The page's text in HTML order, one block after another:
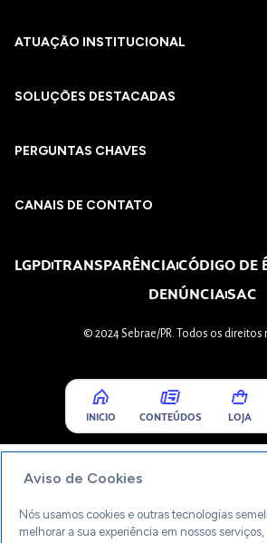
ATUAÇÃO INSTITUCIONAL
SOLUÇÕES DESTACADAS
PERGUNTAS CHAVES​
CANAIS DE CONTATO
LGPDTRANSPARÊNCIACÓDIGO DE
DENÚNCIASAC
© 2024 Sebrae/PR. Todos os direitos
INICIO CONTEÚDOS LOJA
Aviso de Cookies
Nós usamos cookies e outras tecnologias
melhorar a sua experiência em nossos